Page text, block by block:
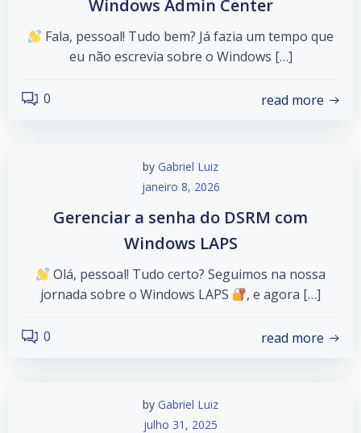
Windows Admin Center
Fala, pessoal! Tudo bem? Já fazia um tempo que
eu não escrevia sobre o Windows […]
0 read more
by Gabriel Luiz
janeiro 8, 2026
Gerenciar a senha do DSRM com
Windows LAPS
Olá, pessoal! Tudo certo? Seguimos na nossa
jornada sobre o Windows LAPS
, e agora […]
0 read more
by Gabriel Luiz
julho 31, 2025